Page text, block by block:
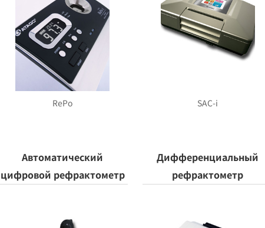
RePo SAC-i
Автоматический
цифровой рефрактометр
Дифференциальный
рефрактометр